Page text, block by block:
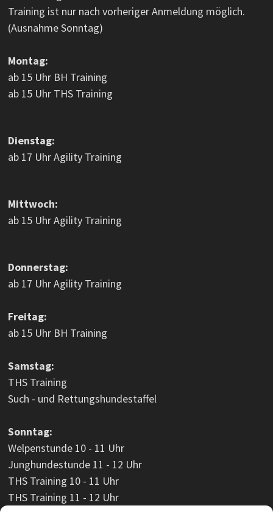
Training ist nur nach vorheriger Anmeldung möglich.
(Ausnahme Sonntag)
Montag:
ab 15 Uhr BH Training
ab 15 Uhr THS Training
Dienstag:
ab 17 Uhr Agility Training
Mittwoch:
ab 15 Uhr Agility Training
Donnerstag:
ab 17 Uhr Agility Training
Freitag:
ab 15 Uhr BH Training
Samstag:
THS Training
Such - und Rettungshundestaffel
Sonntag:
Welpenstunde 10 - 11 Uhr
Junghundestunde 11 - 12 Uhr
THS Training 10 - 11 Uhr
THS Training 11 - 12 Uhr